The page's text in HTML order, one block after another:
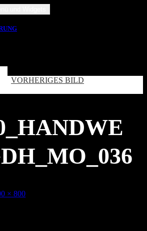
VORHERIGES BILD
× 800